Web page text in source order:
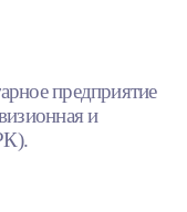
предприятие
и